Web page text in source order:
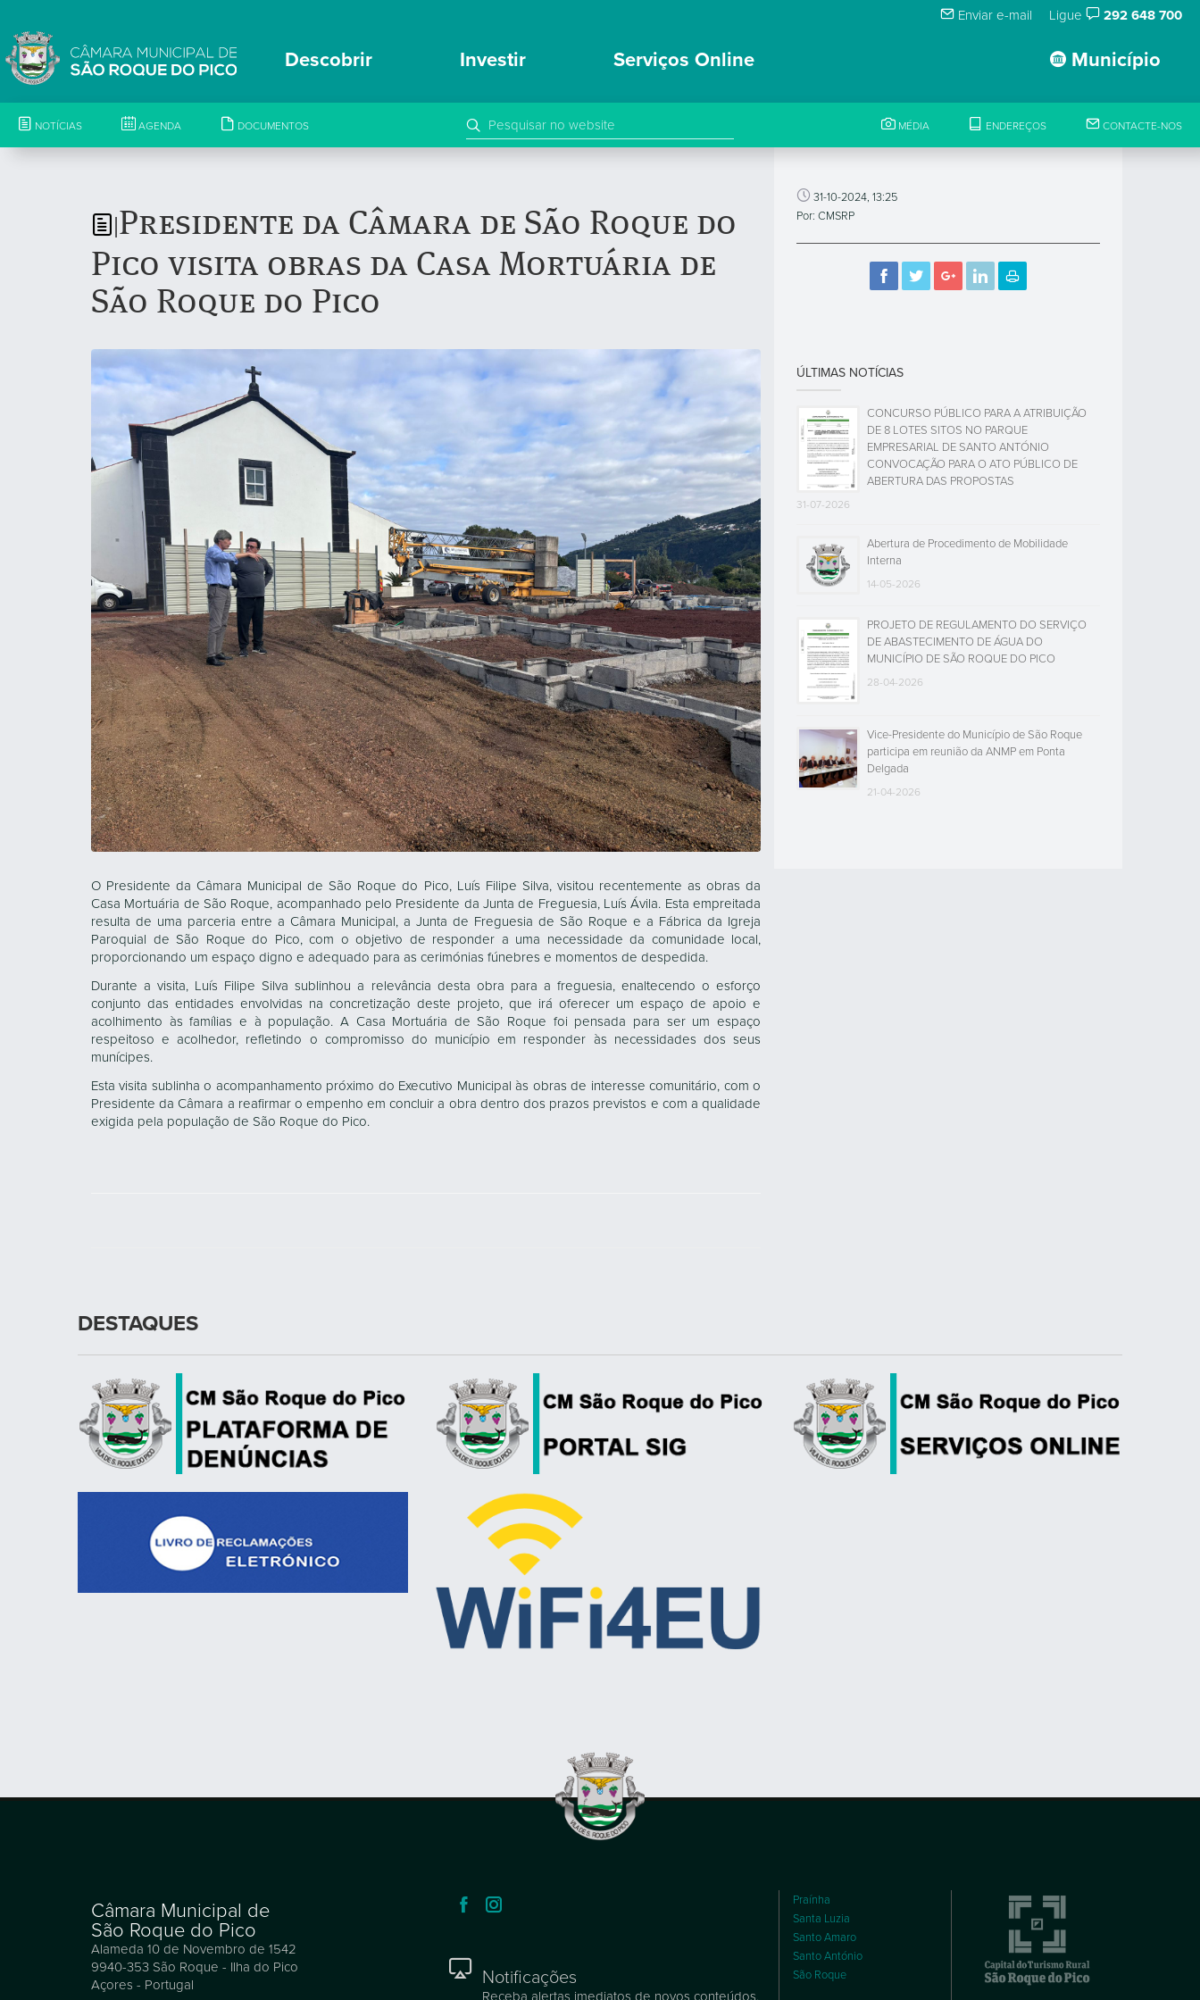
Enviar e-mail Ligue 292 648 700
Município
Descobrir Investir Serviços Online
NOTÍCIAS AGENDA DOCUMENTOS MÉDIA ENDEREÇOS CONTACTE-NOS
Presidente da Câmara de São Roque do
Pico visita obras da Casa Mortuária de
São Roque do Pico
O Presidente da Câmara Municipal de São Roque do Pico, Luís Filipe Silva, visitou recentemente as obras da
Casa Mortuária de São Roque, acompanhado pelo Presidente da Junta de Freguesia, Luís Ávila. Esta empreitada
resulta de uma parceria entre a Câmara Municipal, a Junta de Freguesia de São Roque e a Fábrica da Igreja
Paroquial de São Roque do Pico, com o objetivo de responder a uma necessidade da comunidade local,
proporcionando um espaço digno e adequado para as cerimónias fúnebres e momentos de despedida.
Durante a visita, Luís Filipe Silva sublinhou a relevância desta obra para a freguesia, enaltecendo o esforço
conjunto das entidades envolvidas na concretização deste projeto, que irá oferecer um espaço de apoio e
acolhimento às famílias e à população. A Casa Mortuária de São Roque foi pensada para ser um espaço
respeitoso e acolhedor, refletindo o compromisso do município em responder às necessidades dos seus
munícipes.
Esta visita sublinha o acompanhamento próximo do Executivo Municipal às obras de interesse comunitário, com o
Presidente da Câmara a reafirmar o empenho em concluir a obra dentro dos prazos previstos e com a qualidade
exigida pela população de São Roque do Pico.
31-10-2024, 13:25
Por: CMSRP
ÚLTIMAS NOTÍCIAS
CONCURSO PÚBLICO PARA A ATRIBUIÇÃO
DE 8 LOTES SITOS NO PARQUE
EMPRESARIAL DE SANTO ANTÓNIO
CONVOCAÇÃO PARA O ATO PÚBLICO DE
ABERTURA DAS PROPOSTAS
31-07-2026
Abertura de Procedimento de Mobilidade
Interna
14-05-2026
PROJETO DE REGULAMENTO DO SERVIÇO
DE ABASTECIMENTO DE ÁGUA DO
MUNICÍPIO DE SÃO ROQUE DO PICO
28-04-2026
Vice-Presidente do Município de São Roque
participa em reunião da ANMP em Ponta
Delgada
21-04-2026
DESTAQUES
Câmara Municipal de
São Roque do Pico
Alameda 10 de Novembro de 1542
9940-353 São Roque - Ilha do Pico
Açores - Portugal
Notificações
Receba alertas imediatos de novos conteúdos.
Praínha
Santa Luzia
Santo Amaro
Santo António
São Roque